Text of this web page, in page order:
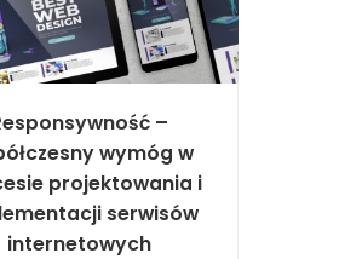
–
wymóg w
projektowania i
serwisów
internetowych